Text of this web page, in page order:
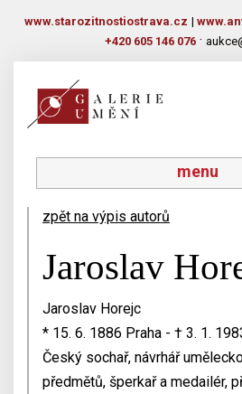
www.starozitnostiostrava.cz |
+420 605 146 076 ·
menu
zpět na výpis autorů
Jaroslav
Jaroslav Horejc
* 15. 6. 1886 Praha - † 3. 1.
Český sochař, návrhář
předmětů, šperkař a medailér,